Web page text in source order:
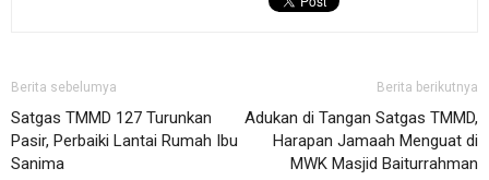
Berita sebelumya
Satgas TMMD 127 Turunkan
Pasir, Perbaiki Lantai Rumah Ibu
Sanima
Berita berikutnya
Adukan di Tangan Satgas TMMD,
Harapan Jamaah Menguat di
MWK Masjid Baiturrahman